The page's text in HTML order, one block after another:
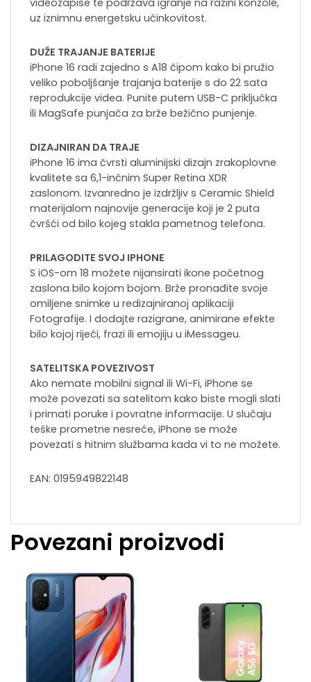
uz iznimnu energetsku učinkovitost.
DUŽE TRAJANJE BATERIJE
iPhone 16 radi zajedno s A18 čipom kako bi pružio
veliko poboljšanje trajanja baterije s do 22 sata
reprodukcije videa. Punite putem USB-C priključka
ili MagSafe punjača za brže bežično punjenje.
DIZAJNIRAN DA TRAJE
iPhone 16 ima čvrsti aluminijski dizajn zrakoplovne
kvalitete sa 6,1-inčnim Super Retina XDR
zaslonom. Izvanredno je izdržljiv s Ceramic Shield
materijalom najnovije generacije koji je 2 puta
čvršći od bilo kojeg stakla pametnog telefona.
PRILAGODITE SVOJ IPHONE
S iOS-om 18 možete nijansirati ikone početnog
zaslona bilo kojom bojom. Brže pronađite svoje
omiljene snimke u redizajniranoj aplikaciji
Fotografije. I dodajte razigrane, animirane efekte
bilo kojoj riječi, frazi ili emojiju u iMessageu.
SATELITSKA POVEZIVOST
Ako nemate mobilni signal ili Wi-Fi, iPhone se
može povezati sa satelitom kako biste mogli slati
i primati poruke i povratne informacije. U slučaju
teške prometne nesreće, iPhone se može
povezati s hitnim službama kada vi to ne možete.
EAN: 0195949822148
Povezani proizvodi